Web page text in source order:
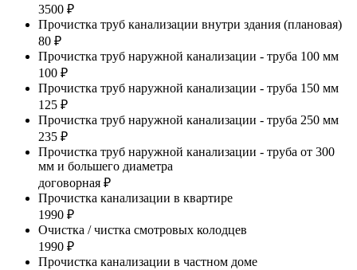
3500 ₽
Прочистка труб канализации внутри здания (плановая)
80 ₽
Прочистка труб наружной канализации - труба 100 мм
100 ₽
Прочистка труб наружной канализации - труба 150 мм
125 ₽
Прочистка труб наружной канализации - труба 250 мм
235 ₽
Прочистка труб наружной канализации - труба от 300
мм и большего диаметра
договорная ₽
Прочистка канализации в квартире
1990 ₽
Очистка / чистка смотровых колодцев
1990 ₽
Прочистка канализации в частном доме